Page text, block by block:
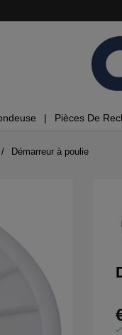
Pièces De
Démarreur à poulie